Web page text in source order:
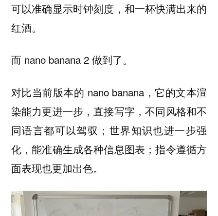
可以准确显示时钟刻度，和一杯快满出来的
红酒。
而 nano banana 2 做到了。
对比当前版本的 nano banana，它的文本渲
染能力更进一步，直接写字，不同风格和不
同语言都可以驾驭；世界知识也进一步强
化，能准确生成各种信息图表；指令遵循方
面表现也更加出色。